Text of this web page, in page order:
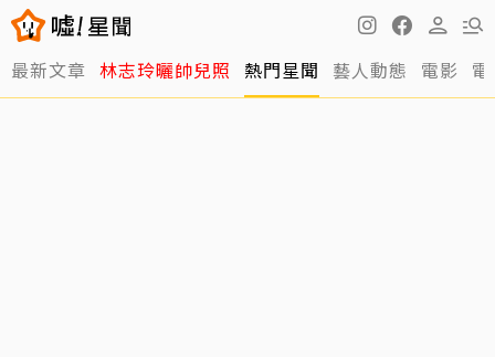
最新文章 林志玲曬帥兒照 熱門星聞 藝人動態 電影